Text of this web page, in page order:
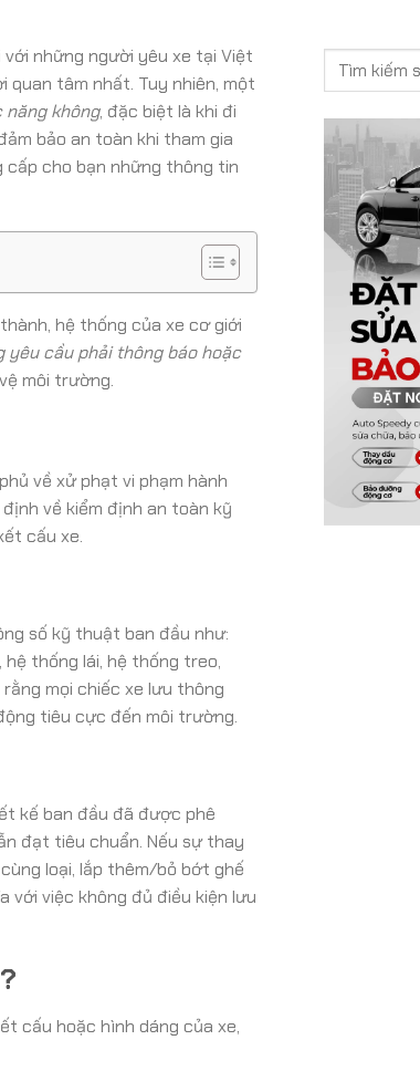
những người yêu xe tại Việt
tâm nhất. Tuy nhiên, một
không, đặc biệt là khi đi
bảo an toàn khi tham gia
cấp cho bạn những thông tin
hệ thống của xe cơ giới
yêu cầu phải thông báo hoặc
môi trường.
về xử phạt vi phạm hành
về kiểm định an toàn kỹ
cấu xe.
số kỹ thuật ban đầu như:
thống lái, hệ thống treo,
mọi chiếc xe lưu thông
tiêu cực đến môi trường.
kế ban đầu đã được phê
đạt tiêu chuẩn. Nếu sự thay
loại, lắp thêm/bỏ bớt ghế
với việc không đủ điều kiện lưu
cấu hoặc hình dáng của xe,